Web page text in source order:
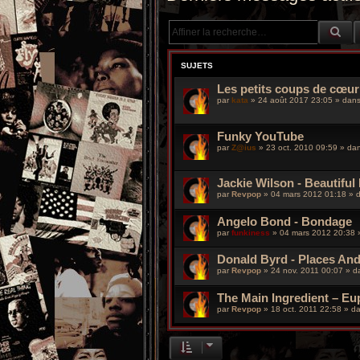
SUJETS
Les petits coups de cœur
par kata » 24 août 2017 23:05 » dans
Funky YouTube
parZ@ius » 23 oct. 2010 09:59 »
Jackie Wilson - Beautiful
par Revpop » 04 mars 2012 01:18 »
Angelo Bond - Bondage
parfunkiness » 04 mars 2012 20:38
Donald Byrd - Places
par Revpop » 24 nov. 2011 00:07 »
The Main Ingredient –
parRevpop » 18 oct. 2011 22:58 »